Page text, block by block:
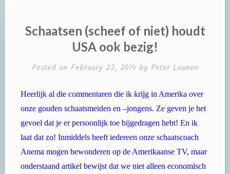
Schaatsen (scheef of niet) houdt
USA ook bezig!
Posted on February 22, 2014 by Peter Laanen
Heerlijk al die commentaren die ik krijg in Amerika over
onze gouden schaatsmeiden en –jongens. Ze geven je het
gevoel dat je er persoonlijk toe bijgedragen hebt! En ik
laat dat zo! Inmiddels heeft iedereen onze schaatscoach
Anema mogen bewonderen op de Amerikaanse TV, maar
onderstaand artikel bewijst dat we niet alleen economisch